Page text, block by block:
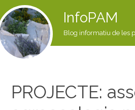
InfoPAM
Blog informatiu de les
PROJECTE: